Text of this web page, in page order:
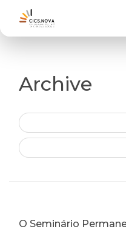
Archive
O Seminário